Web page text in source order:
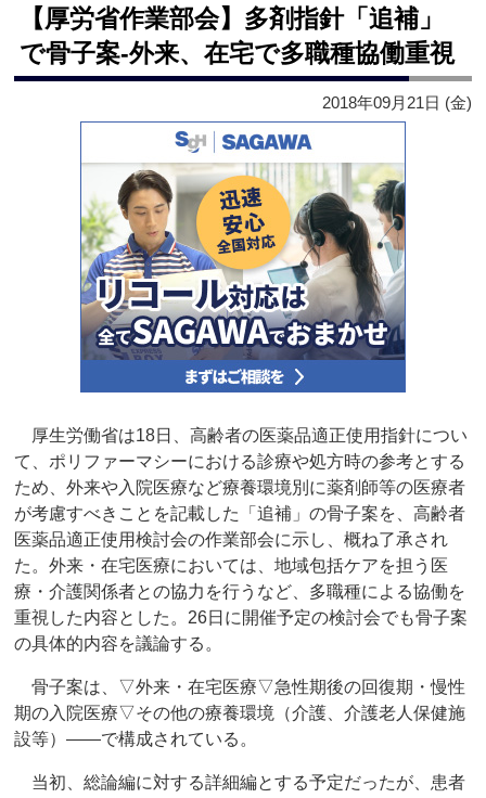
【厚労省作業部会】多剤指針「追補」
で骨子案‐外来、在宅で多職種協働重視
2018年09月21日 (金)
厚生労働省は18日、高齢者の医薬品適正使用指針につい
て、ポリファーマシーにおける診療や処方時の参考とする
ため、外来や入院医療など療養環境別に薬剤師等の医療者
が考慮すべきことを記載した「追補」の骨子案を、高齢者
医薬品適正使用検討会の作業部会に示し、概ね了承され
た。外来・在宅医療においては、地域包括ケアを担う医
療・介護関係者との協力を行うなど、多職種による協働を
重視した内容とした。26日に開催予定の検討会でも骨子案
の具体的内容を議論する。
骨子案は、▽外来・在宅医療▽急性期後の回復期・慢性
期の入院医療▽その他の療養環境（介護、介護老人保健施
設等）――で構成されている。
当初、総論編に対する詳細編とする予定だったが、患者